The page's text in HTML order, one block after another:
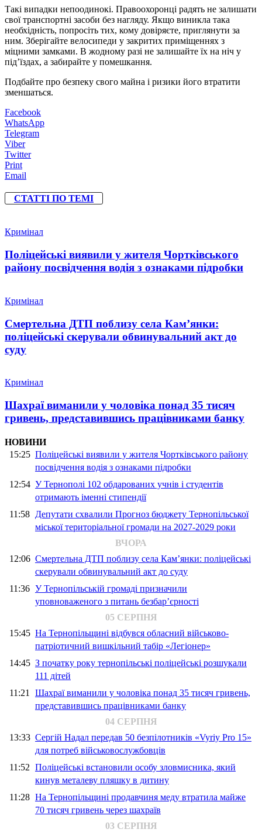
Такі випадки непоодинокі. Правоохоронці радять не залишати
свої транспортні засоби без нагляду. Якщо виникла така
необхідність, попросіть тих, кому довіряєте, приглянути за
ним. Зберігайте велосипеди у закритих приміщеннях з
міцними замками. В жодному разі не залишайте їх на ніч у
під’їздах, а забирайте у помешкання.
Подбайте про безпеку свого майна і ризики його втратити
зменшаться.
Facebook
WhatsApp
Telegram
Viber
Twitter
Print
Email
СТАТТІ ПО ТЕМІ
Кримінал
Поліцейські виявили у жителя Чортківського
району посвідчення водія з ознаками підробки
Кримінал
Смертельна ДТП поблизу села Кам’янки:
поліцейські скерували обвинувальний акт до
суду
Кримінал
Шахраї виманили у чоловіка понад 35 тисяч
гривень, представившись працівниками банку
НОВИНИ
15:25 Поліцейські виявили у жителя Чортківського району
посвідчення водія з ознаками підробки
12:54 У Тернополі 102 обдарованих учнів і студентів
отримають іменні стипендії
11:58 Депутати схвалили Прогноз бюджету Тернопільської
міської територіальної громади на 2027-2029 роки
ВЧОРА
12:06 Смертельна ДТП поблизу села Кам’янки: поліцейські
скерували обвинувальний акт до суду
11:36 У Тернопільській громаді призначили
уповноваженого з питань безбар’єрності
05 СЕРПНЯ
15:45 На Тернопільщині відбувся обласний військово-
патріотичний вишкільний табір «Легіонер»
14:45 З початку року тернопільські поліцейські розшукали
111 дітей
11:21 Шахраї виманили у чоловіка понад 35 тисяч гривень,
представившись працівниками банку
04 СЕРПНЯ
13:33 Сергій Надал передав 50 безпілотників «Vyriy Pro 15»
для потреб військовослужбовців
11:52 Поліцейські встановили особу зловмисника, який
кинув металеву пляшку в дитину
11:28 На Тернопільщині продавчиня меду втратила майже
70 тисяч гривень через шахраїв
03 СЕРПНЯ